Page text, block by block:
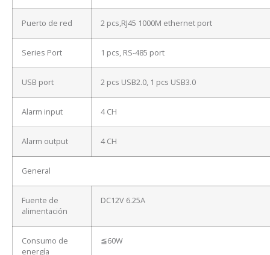
Puerto de red 2 pcs,RJ45 1000M ethernet port
Series Port 1 pcs, RS-485 port
USB port 2 pcs USB2.0, 1 pcs USB3.0
Alarm input 4 CH
Alarm output 4 CH
General
Fuente de
alimentación
DC12V 6.25A
Consumo de
energía
≦60W